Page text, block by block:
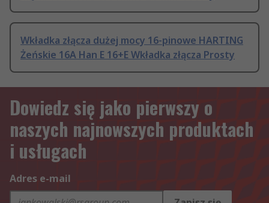
Wkładka złącza dużej mocy 16-pinowe HARTING
Żeńskie 16A Han E 16+E Wkładka złącza Prosty
Dowiedz się jako pierwszy o
naszych najnowszych produktach
i usługach
Adres e-mail